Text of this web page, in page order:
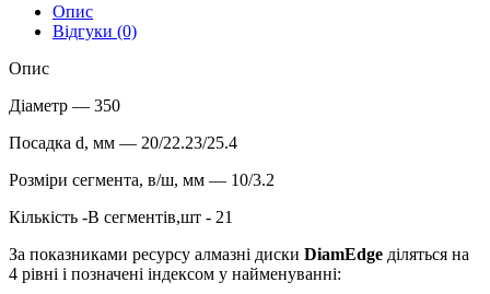
Опис
Відгуки (0)
Опис
Діаметр — 350
Посадка d, мм — 20/22.23/25.4
Розміри сегмента, в/ш, мм — 10/3.2
Кількість -В сегментів,шт - 21
За показниками ресурсу алмазні диски DiamEdge діляться на
4 рівні і позначені індексом у найменуванні: